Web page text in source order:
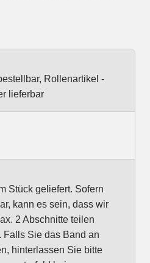
Rollenartikel -
lieferbar
Stück geliefert. Sofern
kann es sein, dass wir
2 Abschnitte teilen
Falls Sie das Band an
hinterlassen Sie bitte